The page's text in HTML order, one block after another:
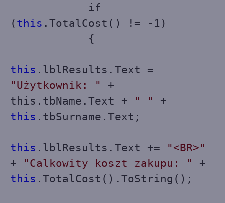
if
( this .TotalCost() != -1)
{
this .lblResults.Text =
"Użytkownik: "
+
this.tbName.Text +
" "
+
this .tbSurname.Text;
this .lblResults.Text +=
"<BR>"
+
"Calkowity koszt zakupu: "
+
this .TotalCost().ToString();